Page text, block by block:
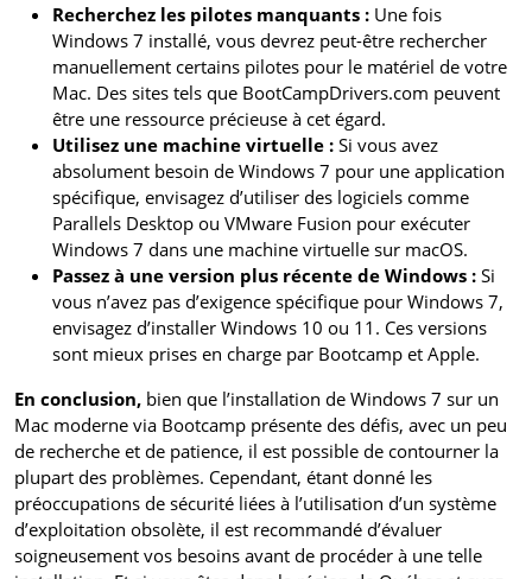
Recherchez les pilotes manquants : Une fois
Windows 7 installé, vous devrez peut-être rechercher
manuellement certains pilotes pour le matériel de votre
Mac. Des sites tels que BootCampDrivers.com peuvent
être une ressource précieuse à cet égard.
Utilisez une machine virtuelle : Si vous avez
absolument besoin de Windows 7 pour une application
spécifique, envisagez d’utiliser des logiciels comme
Parallels Desktop ou VMware Fusion pour exécuter
Windows 7 dans une machine virtuelle sur macOS.
Passez à une version plus récente de Windows : Si
vous n’avez pas d’exigence spécifique pour Windows 7,
envisagez d’installer Windows 10 ou 11. Ces versions
sont mieux prises en charge par Bootcamp et Apple.
En conclusion, bien que l’installation de Windows 7 sur un
Mac moderne via Bootcamp présente des défis, avec un peu
de recherche et de patience, il est possible de contourner la
plupart des problèmes. Cependant, étant donné les
préoccupations de sécurité liées à l’utilisation d’un système
d’exploitation obsolète, il est recommandé d’évaluer
soigneusement vos besoins avant de procéder à une telle